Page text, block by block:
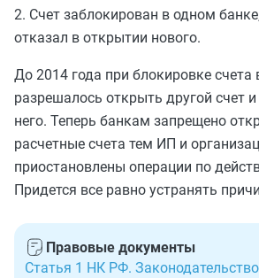
2. Счет заблокирован в одном
отказал в открытии нового.
До 2014 года при блокировке счета
разрешалось открыть другой счет
него. Теперь банкам запрещено
расчетные счета тем ИП и
приостановлены операции по
Придется все равно устранять
Правовые документы
Статья 1 НК РФ.